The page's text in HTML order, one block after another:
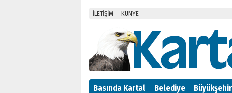
İLETİŞİM KÜNYE
Basında Kartal Belediye Büyükşehir